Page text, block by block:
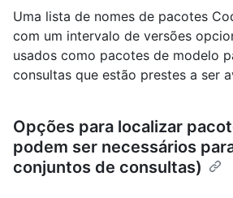
Uma lista de nomes de pacotes
com um intervalo de versões
usados como pacotes de modelo
consultas que estão prestes a ser
Opções para localizar
podem ser necessários
conjuntos de consultas)